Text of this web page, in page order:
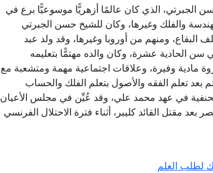
الجبرتي، الذي كان عالمًا أزهريًّا موسوعيًّا برع في
والفلك وغيرها، وكان للشيخ حسن الجبرتي
البقاع، ومنهم من أوروبا وغيرها، وقد ولد عبد
حفظ القرآن وهو في سن الحادية عشرة، وكان والده مهتمًّا بتعليمه
مادية وفيرة، وعلاقات اجتماعية مهمة ومتشعبة مع
بعد تعلم الفقه والأصول بتعلم الفلك والحساب
الحنفية في عهد محمد علي، وقد عُيِّن في مجلس الأعيان
مقتل القائد كليبر، أثناء فترة الاحتلال الفرنسي
لطلب العلم